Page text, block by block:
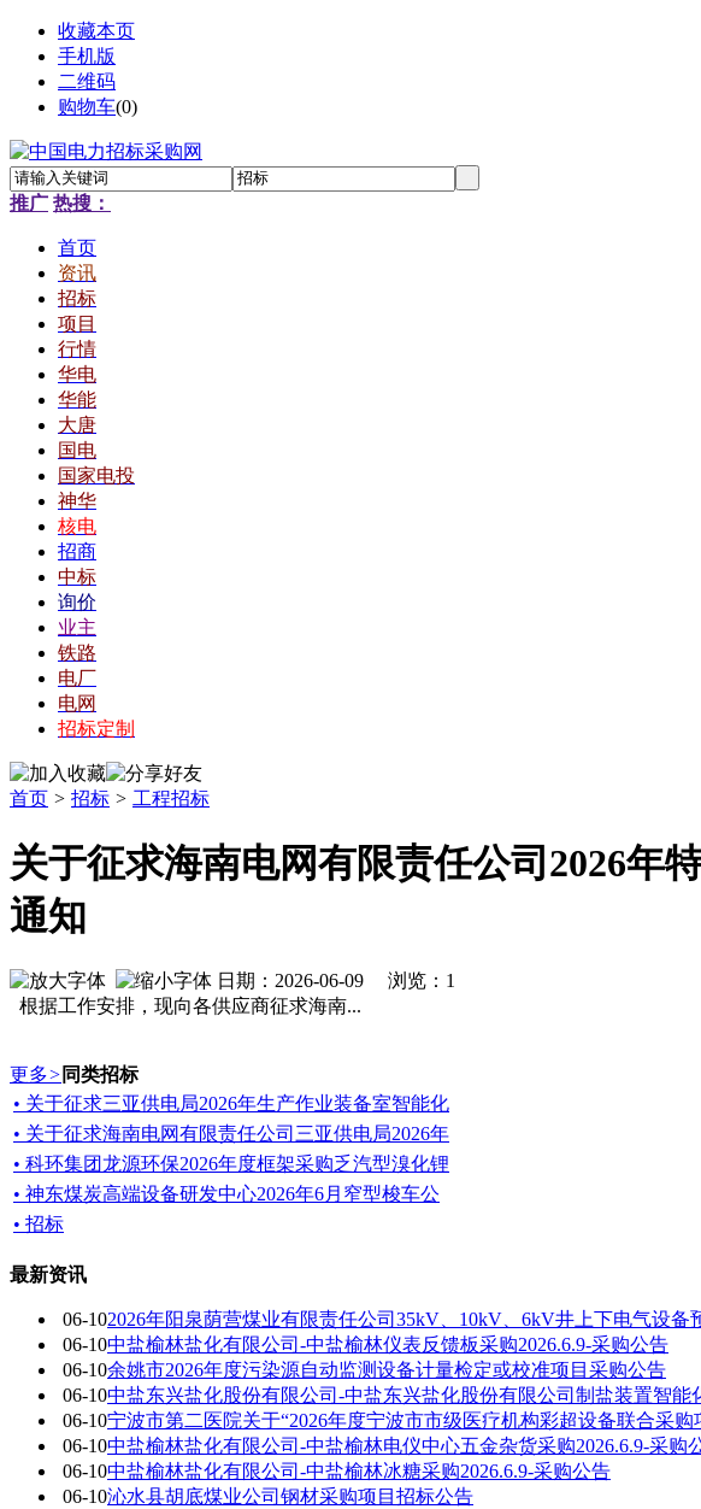
收藏本页
手机版
二维码
购物车(0)
推广 热搜：
首页
资讯
招标
项目
行情
华电
华能
大唐
国电
国家电投
神华
核电
招商
中标
询价
业主
铁路
电厂
电网
招标定制
首页 > 招标 > 工程招标
关于征求海南电网有限责任公司2026年
通知
日期：2026-06-09 浏览： 1
根据工作安排，现向各供应商征求海南...
更多> 同类招标
• 关于征求三亚供电局2026年生产作业装备室智能化
• 关于征求海南电网有限责任公司三亚供电局2026年
• 科环集团龙源环保2026年度框架采购乏汽型溴化锂
• 神东煤炭高端设备研发中心2026年6月窄型梭车公
• 招标
最新资讯
06-102026年阳泉荫营煤业有限责任公司35kV、10kV、6kV井上下电气设
06-10中盐榆林盐化有限公司-中盐榆林仪表反馈板采购2026.6.9-采购公告
06-10余姚市2026年度污染源自动监测设备计量检定或校准项目采购公告
06-10中盐东兴盐化股份有限公司-中盐东兴盐化股份有限公司制盐装置智
06-10宁波市第二医院关于“2026年度宁波市市级医疗机构彩超设备联合采购
06-10中盐榆林盐化有限公司-中盐榆林电仪中心五金杂货采购2026.6.9-采购
06-10中盐榆林盐化有限公司-中盐榆林冰糖采购2026.6.9-采购公告
06-10沁水县胡底煤业公司钢材采购项目招标公告